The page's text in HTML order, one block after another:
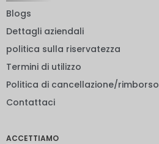
euro
rupia
indiana
Blogs
Dettagli aziendali
politica sulla riservatezza
Termini di utilizzo
Politica di cancellazione/rimborso
Contattaci
ACCETTIAMO